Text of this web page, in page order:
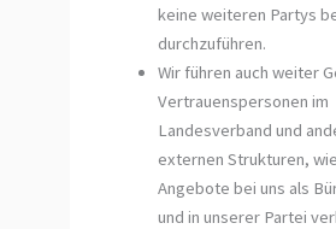
keine weiteren Partys
durchzuführen.
Wir führen auch weiter
Vertrauenspersonen im
Landesverband und
externen Strukturen,
Angebote bei uns als
und in unserer Partei